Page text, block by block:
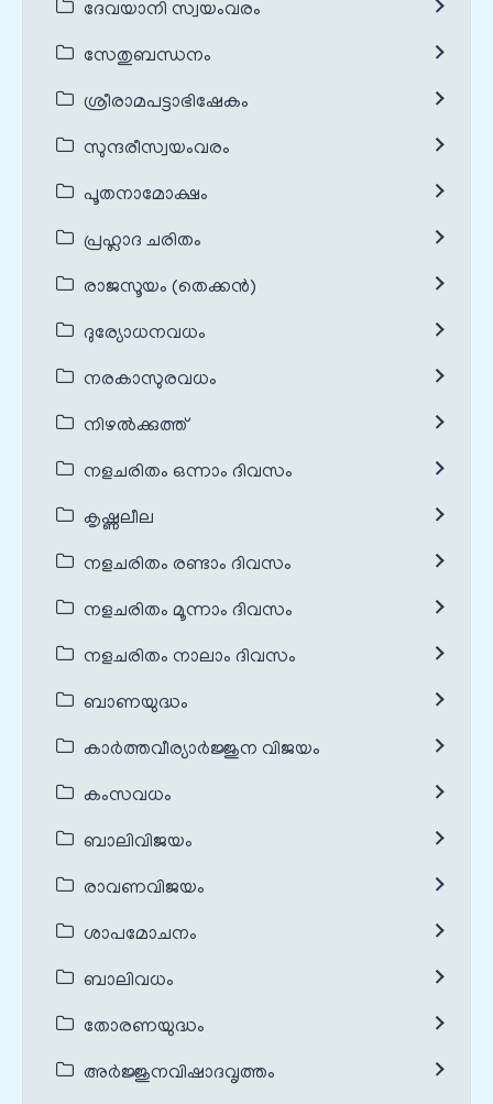
ദേവയാനി സ്വയംവരം
സേതുബന്ധനം
ശ്രീരാമപട്ടാഭിഷേകം
സുന്ദരീസ്വയംവരം
പൂതനാമോക്ഷം
പ്രഹ്ലാദ ചരിതം
രാജസൂയം (തെക്കൻ)
ദുര്യോധനവധം
നരകാസുരവധം
നിഴൽക്കുത്ത്
നളചരിതം ഒന്നാം ദിവസം
കൃഷ്ണലീല
നളചരിതം രണ്ടാം ദിവസം
നളചരിതം മൂന്നാം ദിവസം
നളചരിതം നാലാം ദിവസം
ബാണയുദ്ധം
കാർത്തവീര്യാർജ്ജുന വിജയം
കംസവധം
ബാലിവിജയം
രാവണവിജയം
ശാപമോചനം
ബാലിവധം
തോരണയുദ്ധം
അർജ്ജുനവിഷാദവൃത്തം